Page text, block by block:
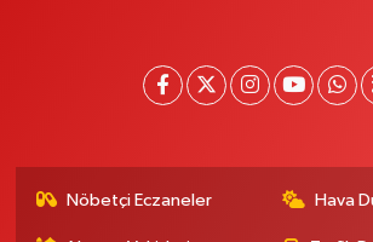
Nöbetçi Eczaneler Hava